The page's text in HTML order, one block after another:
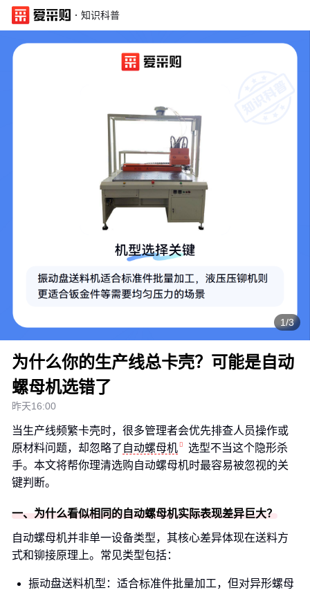
· 知识科普
1/3
为什么你的生产线总卡壳？可能是自动
螺母机选错了
昨天16:00
当生产线频繁卡壳时，很多管理者会优先排查人员操作或
原材料问题，却忽略了 自动螺母机
选型不当这个隐形杀
手。本文将帮你理清选购自动螺母机时最容易被忽视的关
键判断。
一、为什么看似相同的自动螺母机实际表现差异巨大？
自动螺母机并非单一设备类型，其核心差异体现在送料方
式和铆接原理上。常见类型包括：
振动盘送料机型：适合标准件批量加工，但对异形螺母